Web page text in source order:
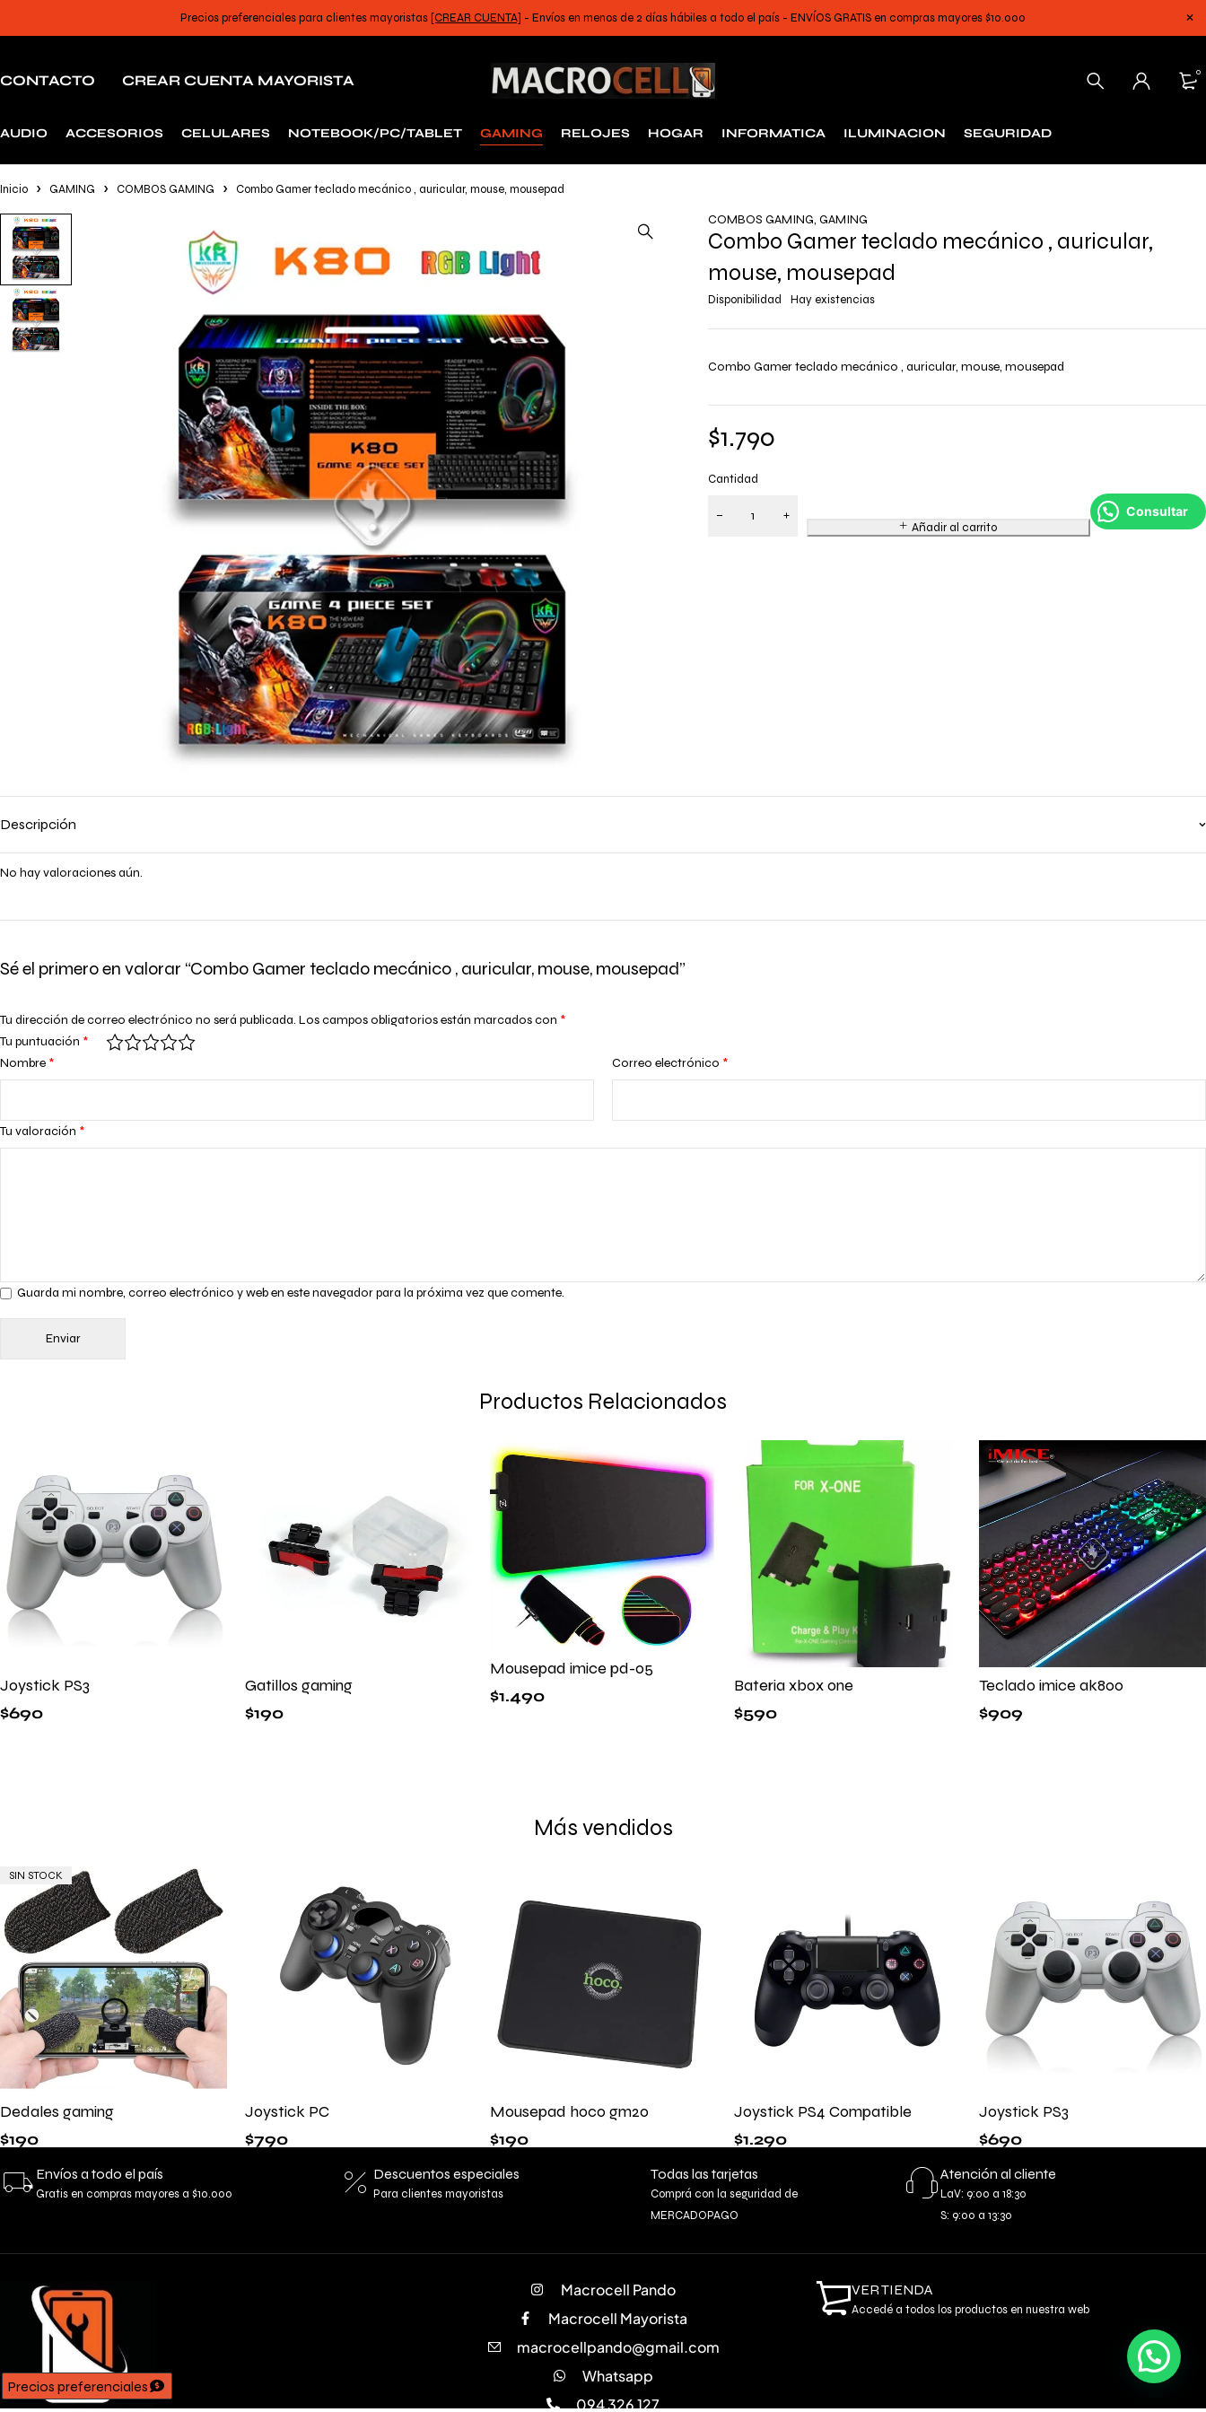
Precios preferenciales para clientes mayoristas [CREAR CUENTA] - Envíos en menos de 2 días hábiles a todo el país - ENVÍOS GRATIS en compras mayores $10.000
CONTACTO CREAR CUENTA MAYORISTA 0
AUDIO ACCESORIOS CELULARES NOTEBOOK/PC/TABLET GAMING RELOJES HOGAR INFORMATICA ILUMINACION SEGURIDAD
Inicio GAMING COMBOS GAMING Combo Gamer teclado mecánico , auricular, mouse, mousepad
COMBOS GAMING,GAMING
Combo Gamer teclado mecánico , auricular,
mouse, mousepad
Disponibilidad Hay existencias
Combo Gamer teclado mecánico , auricular, mouse, mousepad
$1.790
Cantidad
Añadir al carrito
Consultar
Descripción
No hay valoraciones aún.
Sé el primero en valorar “Combo Gamer teclado mecánico , auricular, mouse, mousepad”
Tu dirección de correo electrónico no será publicada. Los campos obligatorios están marcados con *
Tu puntuación *
Tu valoración *
Nombre * Correo electrónico *
Guarda mi nombre, correo electrónico y web en este navegador para la próxima vez que comente.
Productos Relacionados
Joystick PS3
$690
Gatillos gaming
$190
Mousepad imice pd-05
$1.490
Bateria xbox one
$590
Teclado imice ak800
$909
Más vendidos
SIN STOCK
Dedales gaming
$190
Joystick PC
$790
Mousepad hoco gm20
$190
Joystick PS4 Compatible
$1.290
Joystick PS3
$690
Envíos a todo el país
Gratis en compras mayores a $10.000
Descuentos especiales
Para clientes mayoristas
Todas las tarjetas
Comprá con la seguridad de
MERCADOPAGO
Atención al cliente
LaV: 9:00 a 18:30
S: 9:00 a 13:30
Macrocell Pando
Macrocell Mayorista
macrocellpando@gmail.com
Whatsapp
094 326 127
VER TIENDA
Accedé a todos los productos en nuestra web
Precios preferenciales